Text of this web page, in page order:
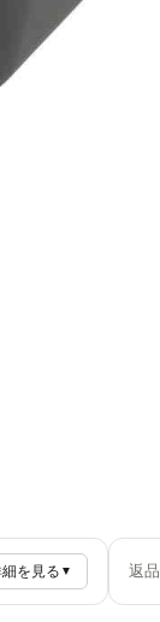
を見る ▼ 返品